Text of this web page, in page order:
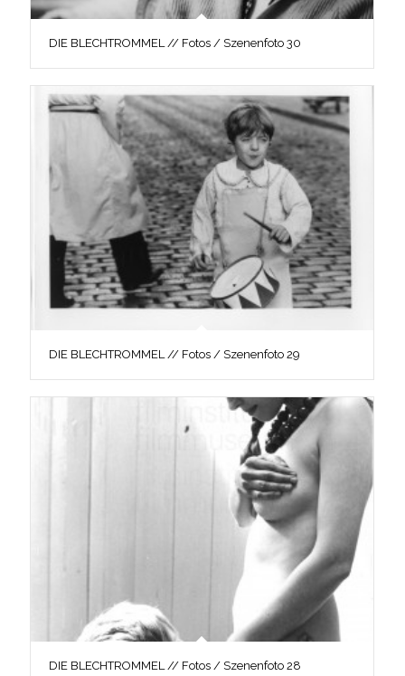
DIE BLECHTROMMEL // Fotos / Szenenfoto 30
DIE BLECHTROMMEL // Fotos / Szenenfoto 29
DIE BLECHTROMMEL // Fotos / Szenenfoto 28